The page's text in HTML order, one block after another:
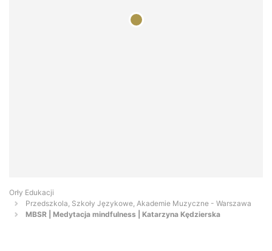
Orły Edukacji
Przedszkola, Szkoły Językowe, Akademie Muzyczne - Warszawa
MBSR | Medytacja mindfulness | Katarzyna Kędzierska